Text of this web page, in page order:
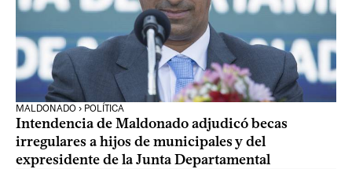
MALDONADO › POLÍTICA
Intendencia de Maldonado adjudicó becas
irregulares a hijos de municipales y del
expresidente de la Junta Departamental